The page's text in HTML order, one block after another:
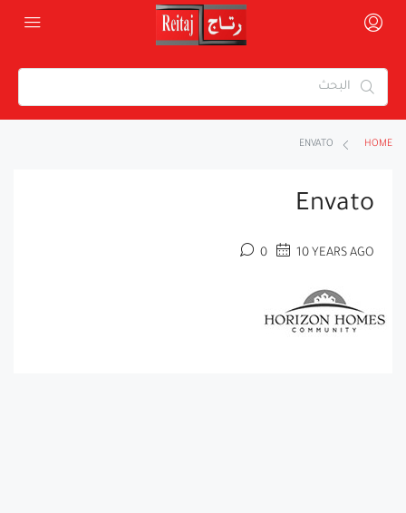
HOME
ENVATO
Envato
10 YEARS AGO
0